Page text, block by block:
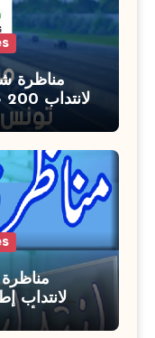
مناظرة
لانتداب
مختلفة : أخر اجل